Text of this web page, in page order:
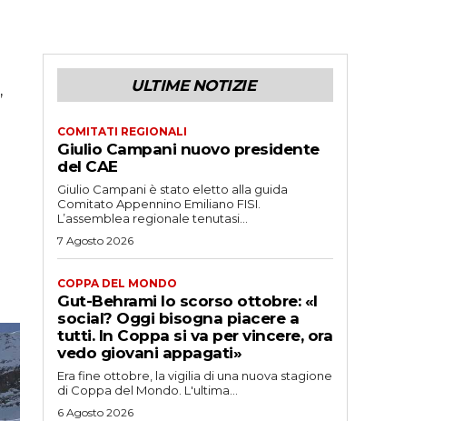
,
ULTIME NOTIZIE
COMITATI REGIONALI
Giulio Campani nuovo presidente
del CAE
Giulio Campani è stato eletto alla guida
Comitato Appennino Emiliano FISI.
L’assemblea regionale tenutasi...
7 Agosto 2026
COPPA DEL MONDO
Gut-Behrami lo scorso ottobre: «I
social? Oggi bisogna piacere a
tutti. In Coppa si va per vincere, ora
vedo giovani appagati»
Era fine ottobre, la vigilia di una nuova stagione
di Coppa del Mondo. L'ultima...
6 Agosto 2026